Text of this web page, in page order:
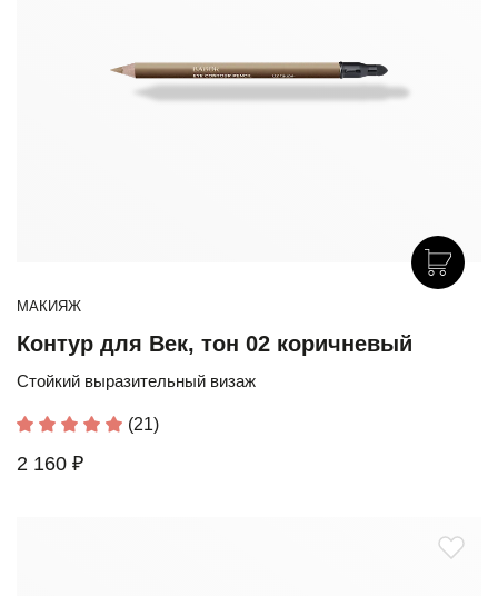
МАКИЯЖ
Контур для Век, тон 02 коричневый
Стойкий выразительный визаж
(21)
2 160 ₽